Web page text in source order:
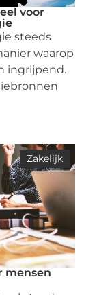
voor
steeds
waarop
ingrijpend.
Zakelijk
mensen